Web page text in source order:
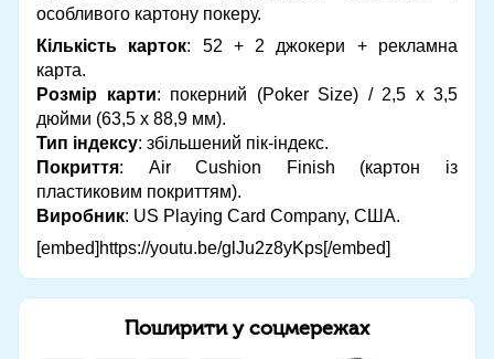
особливого картону покеру.
Кількість карток: 52 + 2 джокери + рекламна
карта.
Розмір карти: покерний (Poker Size) / 2,5 х 3,5
дюйми (63,5 х 88,9 мм).
Тип індексу: збільшений пік-індекс.
Покриття: Air Cushion Finish (картон із
пластиковим покриттям).
Виробник: US Playing Card Company, США.
[embed]https://youtu.be/glJu2z8yKps[/embed]
Поширити у соцмережах